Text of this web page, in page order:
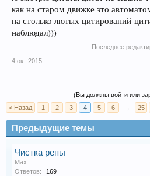
как на старом движке это
на столько лютых цитирований-
наблюдал)))
Последнее
4 окт 2015
(Вы должны войти или
< Назад
1 2 3 4 5 6 → 25
Предыдущие темы
Чистка репы
Max
Ответов:
169